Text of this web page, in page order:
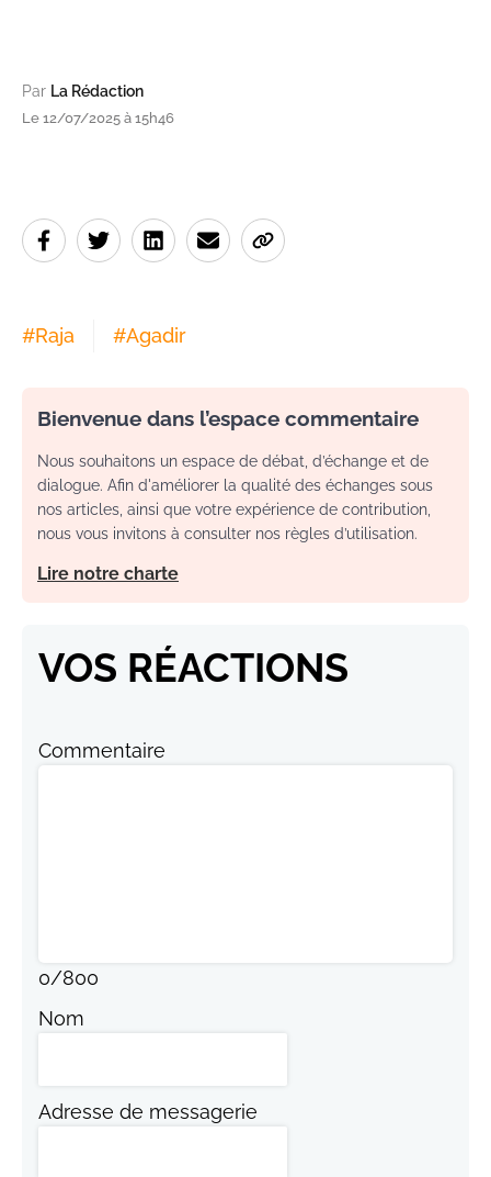
Par La Rédaction
Le 12/07/2025 à 15h46
#Raja #Agadir
Bienvenue dans l’espace commentaire
Nous souhaitons un espace de débat, d’échange et de
dialogue. Afin d'améliorer la qualité des échanges sous
nos articles, ainsi que votre expérience de contribution,
nous vous invitons à consulter nos règles d’utilisation.
Lire notre charte
VOS RÉACTIONS
Commentaire
0/800
Nom
Adresse de messagerie